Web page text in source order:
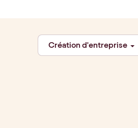
Création d'entreprise